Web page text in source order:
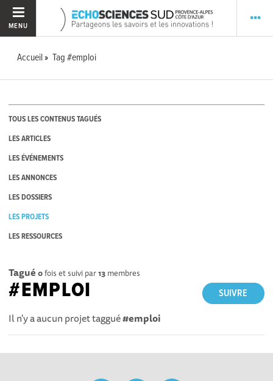
MENU
Accueil Tag #emploi
TOUS LES CONTENUS TAGUÉS
LES ARTICLES
LES ÉVÉNEMENTS
LES ANNONCES
LES DOSSIERS
LES PROJETS
LES RESSOURCES
Tagué 0fois et suivi par13 membres
SUIVRE
#EMPLOI
Il n'y a aucun projet taggué#emploi